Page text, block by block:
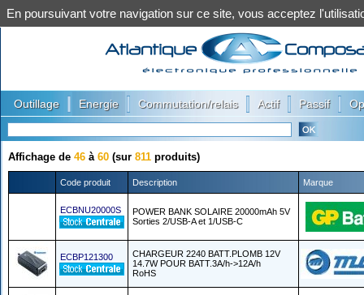
Outillage Energie Commutation/relais Actif Passif
Affichage de 46 à 60 (sur 811 produits)
Code produit Description Marque
ECBNU20000S
POWER BANK SOLAIRE 20000mAh 5V
Sorties 2/USB-A et 1/USB-C
ECBP121300
CHARGEUR 2240 BATT.PLOMB 12V
14.7W POUR BATT.3A/h->12A/h
RoHS
En poursuivant votre navigation sur ce site, vous acceptez